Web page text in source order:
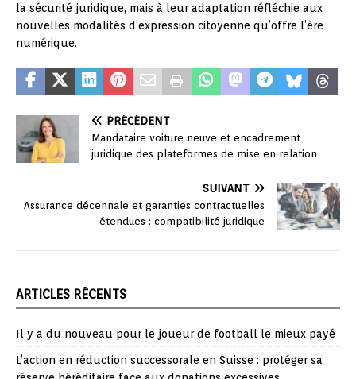
la sécurité juridique, mais à leur adaptation réfléchie aux
nouvelles modalités d’expression citoyenne qu’offre l’ère
numérique.
PRÉCÉDENT
Mandataire voiture neuve et encadrement
juridique des plateformes de mise en relation
SUIVANT
Assurance décennale et garanties contractuelles
étendues : compatibilité juridique
ARTICLES RÉCENTS
Il y a du nouveau pour le joueur de football le mieux payé
L’action en réduction successorale en Suisse : protéger sa